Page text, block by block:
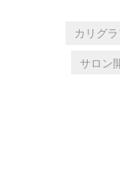
カリグ
サロン